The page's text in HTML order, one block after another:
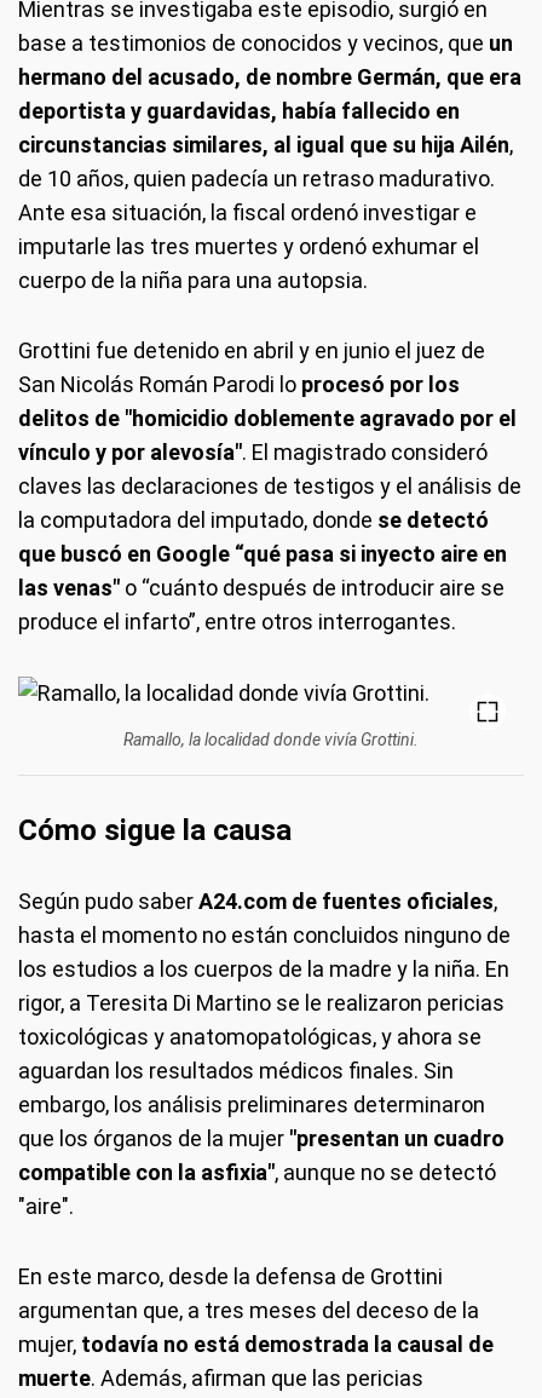
Mientras se investigaba este episodio, surgió en
base a testimonios de conocidos y vecinos, que un
hermano del acusado, de nombre Germán, que era
deportista y guardavidas, había fallecido en
circunstancias similares, al igual que su hija Ailén,
de 10 años, quien padecía un retraso madurativo.
Ante esa situación, la fiscal ordenó investigar e
imputarle las tres muertes y ordenó exhumar el
cuerpo de la niña para una autopsia.
Grottini fue detenido en abril y en junio el juez de
San Nicolás Román Parodi lo procesó por los
delitos de "homicidio doblemente agravado por el
vínculo y por alevosía". El magistrado consideró
claves las declaraciones de testigos y el análisis de
la computadora del imputado, donde se detectó
que buscó en Google “qué pasa si inyecto aire en
las venas" o “cuánto después de introducir aire se
produce el infarto”, entre otros interrogantes.
Ramallo, la localidad donde vivía Grottini.
Cómo sigue la causa
Según pudo saberA24.com de fuentes oficiales,
hasta el momento no están concluidos ninguno de
los estudios a los cuerpos de la madre y la niña. En
rigor, a Teresita Di Martino se le realizaron pericias
toxicológicas y anatomopatológicas, y ahora se
aguardan los resultados médicos finales. Sin
embargo, los análisis preliminares determinaron
que los órganos de la mujer "presentan un cuadro
compatible con la asfixia", aunque no se detectó
"aire".
En este marco, desde la defensa de Grottini
argumentan que, a tres meses del deceso de la
mujer, todavía no está demostrada la causal de
muerte. Además, afirman que las pericias